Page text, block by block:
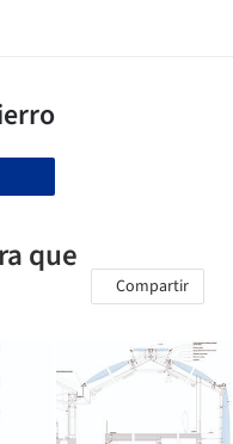
que
Compartir